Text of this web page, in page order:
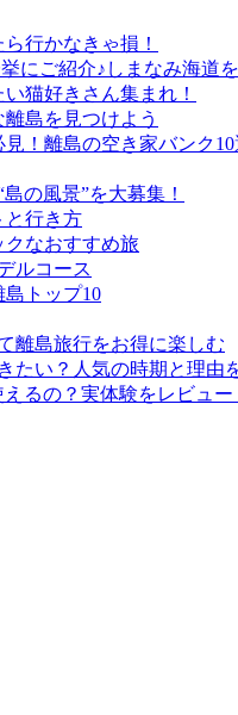
行かなきゃ損！
にご紹介♪しまなみ海道
猫好きさん集まれ！
島を見つけよう
！離島の空き家バンク10
の風景”を大募集！
と行き方
なおすすめ旅
ルコース
トップ10
離島旅行をお得に楽しむ
たい？人気の時期と理由
るの？実体験をレビュー